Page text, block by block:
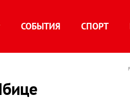
СОБЫТИЯ СПОРТ